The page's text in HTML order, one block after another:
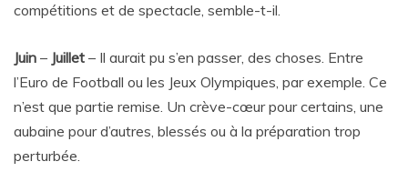
compétitions et de spectacle, semble-t-il.
Juin – Juillet – Il aurait pu s’en passer, des choses. Entre
l’Euro de Football ou les Jeux Olympiques, par exemple. Ce
n’est que partie remise. Un crève-cœur pour certains, une
aubaine pour d’autres, blessés ou à la préparation trop
perturbée.